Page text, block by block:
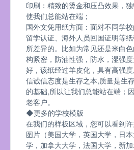
印刷：精致的烫金和压凸效果，
使我们总能站在端；
国外文凭用纸方面：面对不同学
留学认证、海外人员回国证明等
所差异的。比如为常见还是米白
构紧密，防油性强，防水，湿强
好，该纸经过羊皮化，具有高强
信诚信态度是生存之本,质量是生
的基础,所以让我们总能站在端；
老客户。
◆更多的学校模版
在我们的样板区域，您可以看到
图片（美国大学，英国大学，日
学，加拿大大学，法国大学，新加